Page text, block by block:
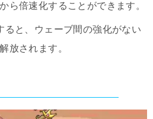
ら倍速化することができます。
ると、ウェーブ間の強化がない
放されます。